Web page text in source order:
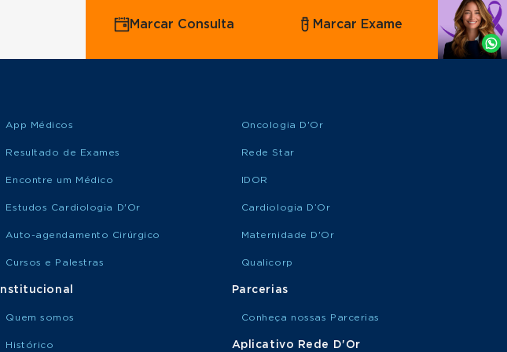
Agende
Whatsapp
Marcar Consulta Marcar Exame
App Médicos
Resultado de Exames
Encontre um Médico
Estudos Cardiologia D'Or
Auto-agendamento Cirúrgico
Cursos e Palestras
Institucional
Quem somos
Histórico
Oncologia D'Or
Rede Star
IDOR
Cardiologia D’Or
Maternidade D'Or
Qualicorp
Parcerias
Conheça nossas Parcerias
Aplicativo Rede D'Or